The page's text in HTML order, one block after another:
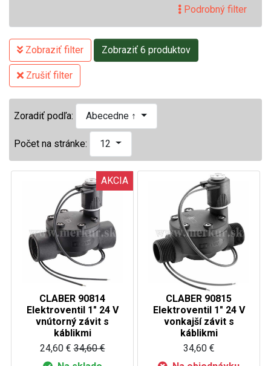
Podrobný filter
Zobraziť filter Zobraziť 6 produktov
Zrušiť filter
Zoradiť podľa: Abecedne ↑
Počet na stránke: 12
AKCIA
CLABER 90814
Elektroventil 1" 24 V
vnútorný závit s
káblikmi
24,60 € 34,60 €
CLABER 90815
Elektroventil 1" 24 V
vonkajší závit s
káblikmi
34,60 €